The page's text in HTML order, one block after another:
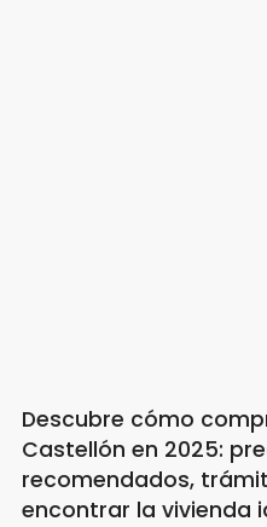
Descubre cómo
Castellón en 2025:
recomendados,
encontrar la vivienda